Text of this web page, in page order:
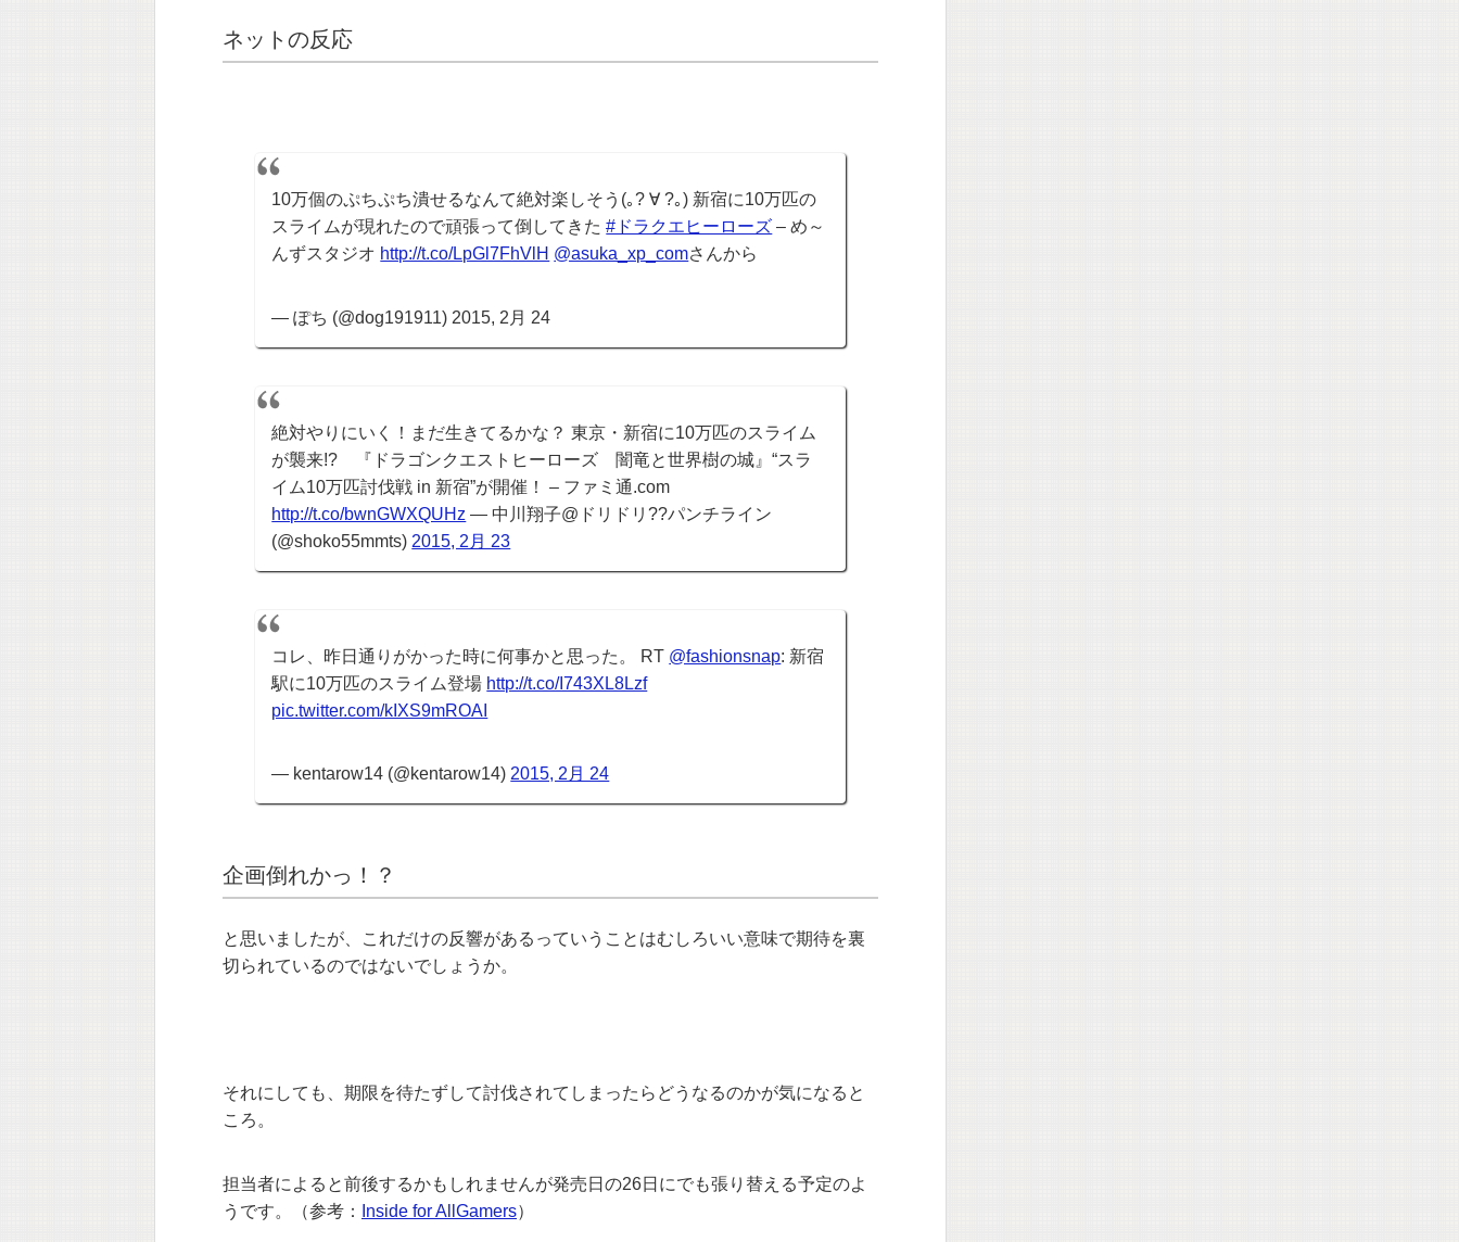
ネットの反応
10万個のぷちぷち潰せるなんて絶対楽しそう(｡? ∀ ?｡) 新宿に10万匹の
スライムが現れたので頑張って倒してきた#ドラクエヒーローズ – め～
んずスタジオ http://t.co/LpGl7FhVlH @asuka_xp_comさんから
— ぽち (@dog191911) 2015, 2月 24
絶対やりにいく！まだ生きてるかな？ 東京・新宿に10万匹のスライム
が襲来!? 『ドラゴンクエストヒーローズ 闇竜と世界樹の城』“スラ
イム10万匹討伐戦 in 新宿”が開催！ – ファミ通.com
http://t.co/bwnGWXQUHz — 中川翔子@ドリドリ??パンチライン
(@shoko55mmts) 2015, 2月 23
コレ、昨日通りがかった時に何事かと思った。 RT @fashionsnap: 新宿
駅に10万匹のスライム登場 http://t.co/I743XL8Lzf
pic.twitter.com/kIXS9mROAI
— kentarow14 (@kentarow14) 2015, 2月 24
企画倒れかっ！？
と思いましたが、これだけの反響があるっていうことはむしろいい意味で期待を裏
切られているのではないでしょうか。
それにしても、期限を待たずして討伐されてしまったらどうなるのかが気になると
ころ。
担当者によると前後するかもしれませんが発売日の26日にでも張り替える予定のよ
うです。（参考：
Inside for AllGamers）